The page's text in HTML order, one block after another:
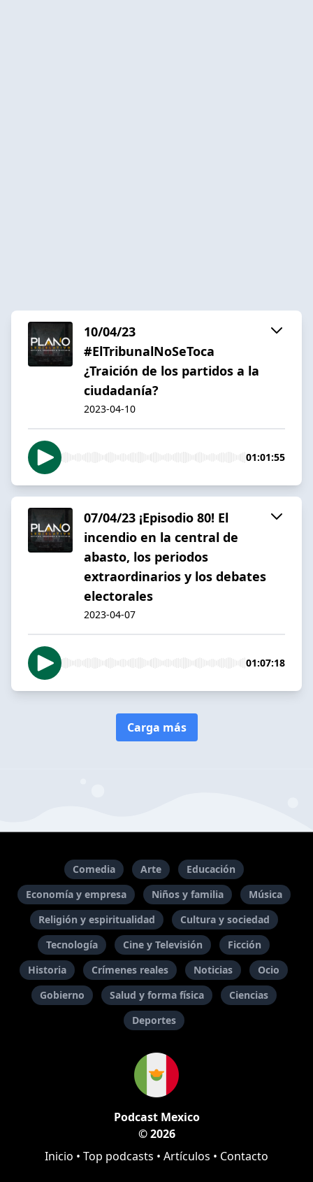
10/04/23
#ElTribunalNoSeToca
¿Traición de los partidos a la
ciudadanía?
2023-04-10
01:01:55
07/04/23 ¡Episodio 80! El
incendio en la central de
abasto, los periodos
extraordinarios y los debates
electorales
2023-04-07
01:07:18
Carga más
Comedia Arte
Educación
Economía y empresa
Niños y familia
Música
Religión y espiritualidad
Cultura y sociedad
Tecnología
Cine y Televisión
Ficción
Historia
Crímenes reales Noticias
Ocio
Gobierno
Salud y forma física
Ciencias
Deportes
Podcast Mexico
© 2026
Inicio • Top podcasts • Artículos • Contacto